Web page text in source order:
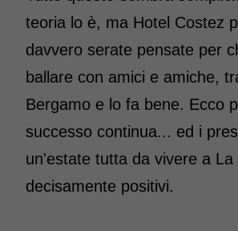
teoria lo è, ma Hotel Costez
davvero serate pensate per
ballare con amici e amiche,
Bergamo e lo fa bene. Ecco
successo continua... ed i
un'estate tutta da vivere a La
decisamente positivi.